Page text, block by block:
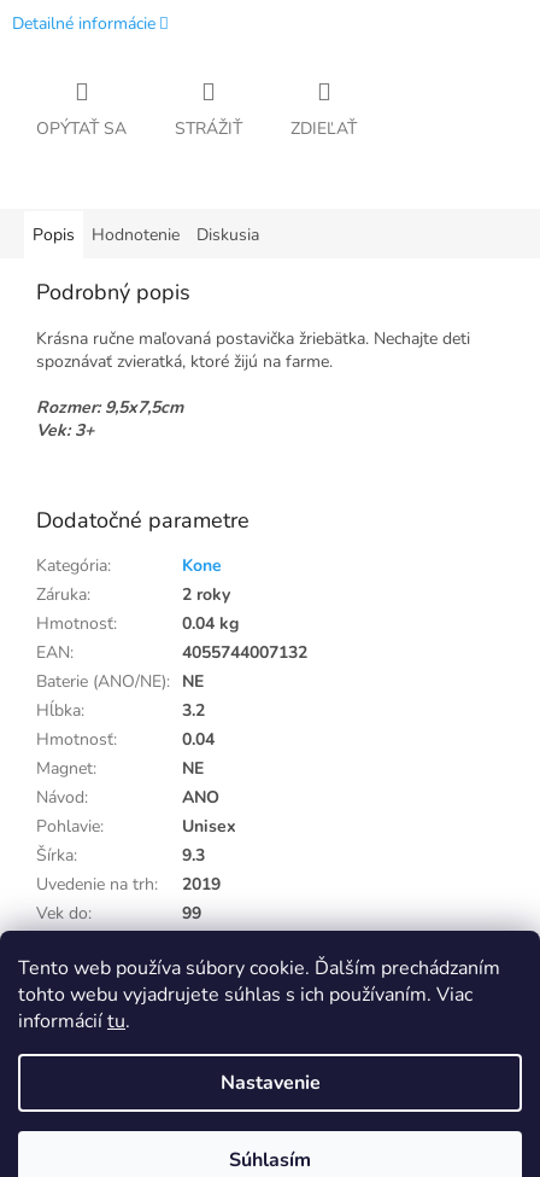
Tento web používa súbory cookie. Ďalším prechádzaním
tohto webu vyjadrujete súhlas s ich používaním. Viac
informáciítu.
Nastavenie
Súhlasím
Eshop na samostatné doméně Capi-cap.sk ukončujeme, nákup i pro
Slovensko přesunujeme na doménu Capi-cap.cz
Ceny, dopravy ani nic jiného se pro vás nemění, naopak se rozšíří
sortiment. Pokud máte na SK eshopu věrnostní slevu, napište nám a
Detailné informácie
OPÝTAŤ SA STRÁŽIŤ ZDIEĽAŤ
Popis Hodnotenie Diskusia
Podrobný popis
Krásna ručne maľovaná postavička žriebätka. Nechajte deti
spoznávať zvieratká, ktoré žijú na farme.
Rozmer: 9,5x7,5cm
Vek: 3+
Dodatočné parametre
Kategória:
Kone
Záruka:
2 roky
Hmotnosť:
0.04 kg
EAN:
4055744007132
Baterie (ANO/NE): NE
Hĺbka:
3.2
Hmotnosť:
0.04
Magnet:
NE
Návod:
ANO
Pohlavie:
Unisex
Šírka:
9.3
Uvedenie na trh:
2019
Vek do:
99
Výška: 7.7
Vytvoril Shoptet
Capi-cap.sk. Všetky práva vyhradené.